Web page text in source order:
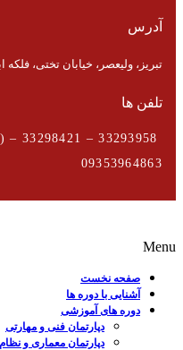
آدرس
تبریز، ولیعصر، خیابان تختی، فلکه ابن سینا
تلفن ها
09353964863
Menu
صفحه نخست
آشنایی با دوره ها
دوره های آموزشی
دپارتمان فنی و مهارتی
دپارتمان معماری و